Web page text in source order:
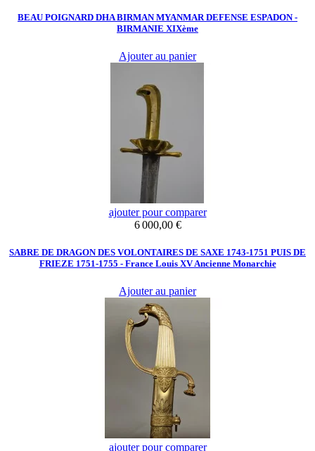
BEAU POIGNARD DHA BIRMAN MYANMAR DEFENSE ESPADON -
BIRMANIE XIXème
Ajouter au panier
ajouter pour comparer
Prix
6 000,00 €
SABRE DE DRAGON DES VOLONTAIRES DE SAXE 1743-1751 PUIS DE
FRIEZE 1751-1755 - France Louis XV Ancienne Monarchie
Ajouter au panier
ajouter pour comparer